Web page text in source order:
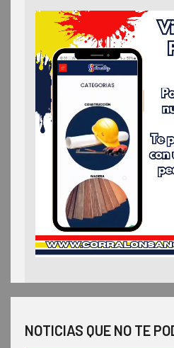
NOTICIAS QUE NO TE